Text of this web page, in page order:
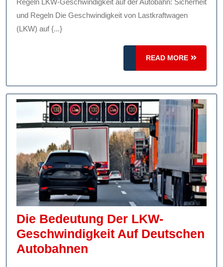
Der
und Regeln Die Geschwindigkeit von Lastkraftwagen
(LKW) auf {...}
READ MORE
READ
MORE
Die Bedeutung Der LKW-
Geschwindigkeit Auf Deutschen
Autobahnen